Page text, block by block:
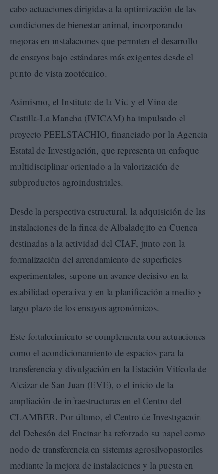
cabo actuaciones dirigidas a la optimización de las
condiciones de bienestar animal, incorporando
mejoras en instalaciones que permiten el desarrollo
de ensayos bajo estándares más exigentes desde el
punto de vista zootécnico.
Asimismo, el Instituto de la Vid y el Vino de
Castilla-La Mancha (IVICAM) ha impulsado el
proyecto PEELSTACHIO, financiado por la Agencia
Estatal de Investigación, que representa un enfoque
multidisciplinar orientado a la valorización de
subproductos agroindustriales.
Desde la perspectiva estructural, la adquisición de las
instalaciones de la finca de Albaladejito en Cuenca
destinadas a la actividad del CIAF, junto con la
formalización del arrendamiento de superficies
experimentales, supone un avance decisivo en la
estabilidad operativa y en la planificación a medio y
largo plazo de los ensayos agronómicos.
Este fortalecimiento se complementa con actuaciones
como el acondicionamiento de espacios para la
transferencia y divulgación en la Estación Vitícola de
Alcázar de San Juan (EVE), o el inicio de la
ampliación de infraestructuras en el Centro del
CLAMBER. Por último, el Centro de Investigación
del Dehesón del Encinar ha reforzado su papel como
nodo de transferencia en sistemas agrosilvopastoriles
mediante la mejora de instalaciones y la puesta en